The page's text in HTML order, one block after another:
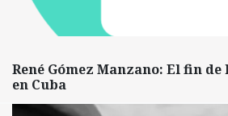
René Gómez Manzano: El fin
en Cuba